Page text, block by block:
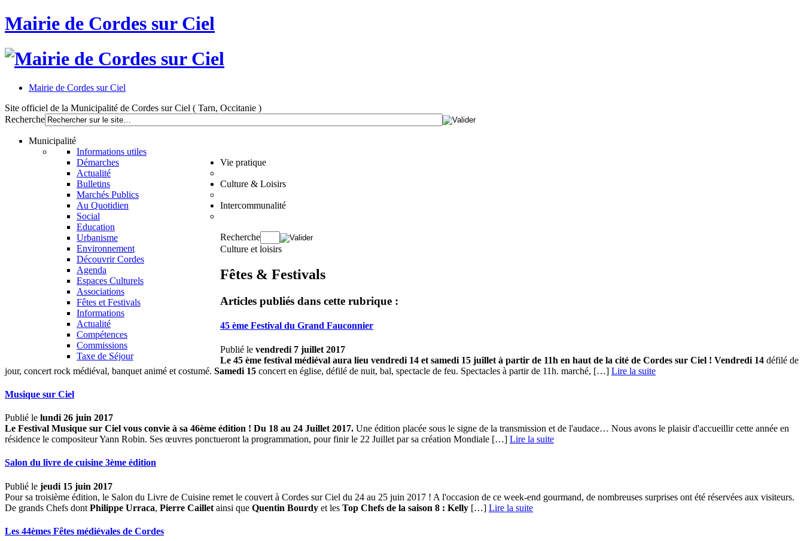
Mairie de Cordes sur Ciel
Mairie de Cordes sur Ciel
Site officiel de la Municipalité de Cordes sur Ciel ( Tarn, Occitanie )
Recherche
Municipalité
Informations utiles
Démarches
Actualité
Bulletins
Marchés Publics
Vie pratique
Au Quotidien
Social
Education
Urbanisme
Environnement
Culture & Loisirs
Découvrir Cordes
Agenda
Espaces Culturels
Associations
Fêtes et Festivals
Intercommunalité
Informations
Actualité
Compétences
Commissions
Taxe de Séjour
Recherche
Culture et loisirs
Fêtes & Festivals
Articles publiés dans cette rubrique :
45 ème Festival du Grand Fauconnier
Publié le vendredi 7 juillet 2017
Le 45 ème festival médiéval aura lieu vendredi 14 et samedi 15 juillet à partir de 11h en haut de la cité de Cordes sur Ciel ! Vendredi 14 défilé de
jour, concert rock médiéval, banquet animé et costumé. Samedi 15 concert en église, défilé de nuit, bal, spectacle de feu. Spectacles à partir de 11h. marché, […] ­ Lire la suite
Musique sur Ciel
Publié le lundi 26 juin 2017
Le Festival Musique sur Ciel vous convie à sa 46ème édition ! Du 18 au 24 Juillet 2017. Une édition placée sous le signe de la transmission et de l'audace… Nous avons le plaisir d'accueillir cette année en
résidence le compositeur Yann Robin. Ses œuvres ponctueront la programmation, pour finir le 22 Juillet par sa création Mondiale […] ­ Lire la suite
Salon du livre de cuisine 3ème édition
Publié le jeudi 15 juin 2017
Pour sa troisième édition, le Salon du Livre de Cuisine remet le couvert à Cordes sur Ciel du 24 au 25 juin 2017 ! A l'occasion de ce week-end gourmand, de nombreuses surprises ont été réservées aux visiteurs.
De grands Chefs dont Philippe Urraca, Pierre Caillet ainsi que Quentin Bourdy et les Top Chefs de la saison 8 : Kelly […] ­ Lire la suite
Les 44èmes Fêtes médiévales de Cordes